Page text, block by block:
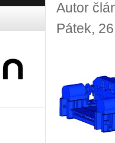
Autor
Pátek,